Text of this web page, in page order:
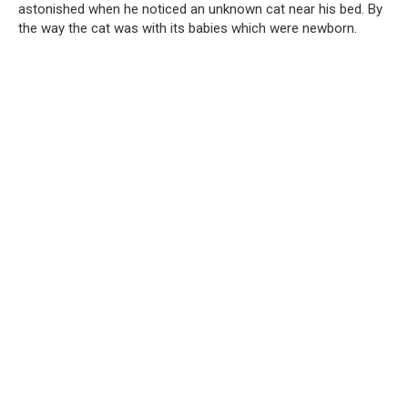
astonished when he noticed an unknown cat near his bed. By
the way the cat was with its babies which were newborn.